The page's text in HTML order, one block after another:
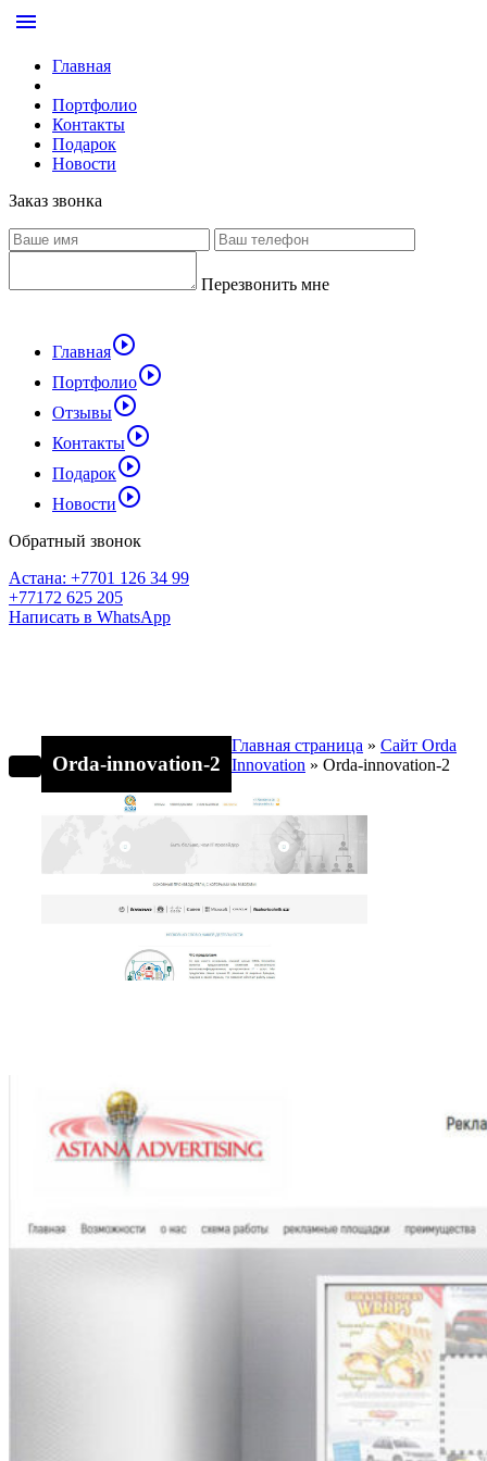
menu
Главная
Портфолио
Контакты
Подарок
Новости
Заказ звонка
Перезвонить мне
Главнаяplay_circle_outline
Портфолиоplay_circle_outline
Отзывыplay_circle_outline
Контактыplay_circle_outline
Подарокplay_circle_outline
Новостиplay_circle_outline
Обратный звонок
Астана: +7701 126 34 99
+77172 625 205
Написать в WhatsApp
Orda-innovation-2
Главная страница » Сайт Orda
Innovation » Orda-innovation-2